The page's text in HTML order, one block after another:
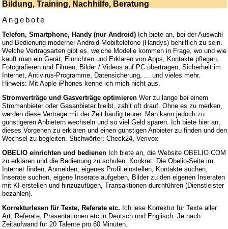
Bildung, Training, Nachhilfe, Beratung
Angebote
Telefon, Smartphone, Handy (nur Android) Ich biete an, bei der Auswahl
und Bedienung moderner Android-Mobiltelefone (Handys) behilflich zu sein.
Welche Vertragsarten gibt es, welche Modelle kommen in Frage, wo und wie
kauft man ein Gerät, Einrichten und Erklären von Apps, Kontakte pflegen,
Fotografieren und Filmen, Bilder / Videos auf PC übertragen, Sicherheit im
Internet, Antivirus-Programme, Datensicherung, ... und vieles mehr.
Hinweis: Mit Apple iPhones kenne ich mich nicht aus.
Stromverträge und Gasverträge optimieren Wer zu lange bei einem
Stromanbieter oder Gasanbieter bleibt, zahlt oft drauf. Ohne es zu merken,
werden diese Verträge mit der Zeit häufig teurer. Man kann jedoch zu
günstigeren Anbietern wechseln und so viel Geld sparen. Ich biete hier an,
dieses Vorgehen zu erklären und einen günstigen Anbieter zu finden und den
Wechsel zu begleiten. Stichwörter: Check24, Verivox
OBELIO einrichten und bedienen Ich biete an, die Website OBELIO.COM
zu erklären und die Bedienung zu schulen. Konkret: Die Obelio-Seite im
Internet finden, Anmelden, eigenes Profil einstellen, Kontakte suchen,
Inserate suchen, eigene Inserate aufgeben, Bilder zu den eigenen Inseraten
mit KI erstellen und hinzuzufügen, Transaktionen durchführen (Dienstleister
bezahlen).
Korrekturlesen für Texte, Referate etc. Ich lese Korrektur für Texte aller
Art, Referate, Präsentationen etc in Deutsch und Englisch. Je nach
Zeitaufwand für 20 Talente pro 60 Minuten.